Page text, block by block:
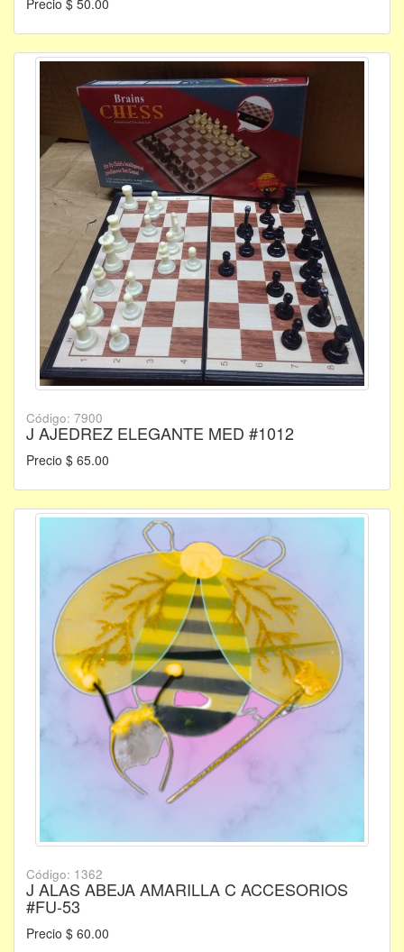
Precio $ 50.00
Código: 7900
J AJEDREZ ELEGANTE MED #1012
Precio $ 65.00
Código: 1362
J ALAS ABEJA AMARILLA C ACCESORIOS
#FU-53
Precio $ 60.00